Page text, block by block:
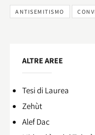
ANTISEMITISMO
ALTRE AREE
Tesi di Laurea
Zehùt
Alef Dac